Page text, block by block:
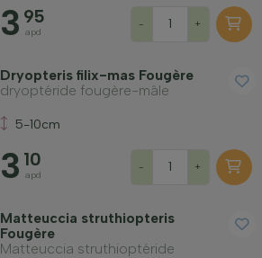
3 95
apd
- +
Dryopteris filix-mas Fougère
dryoptéride fougère-mâle
5-10cm
3 10
apd
- +
Matteuccia struthiopteris
Fougère
Matteuccia struthioptéride